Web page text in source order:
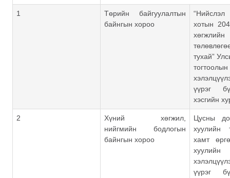
1
Төрийн байгуулалтын
байнгын хороо
“Нийслэл
хотын
тухай”
үүрэг
хэсгийн
2
Хүний хөгжил,
нийгмийн бодлогын
байнгын хороо
Цусны
хуулийн
хамт
хуулийн
үүрэг